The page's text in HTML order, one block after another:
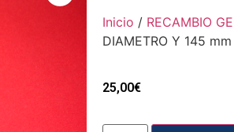
Inicio / RECAMBIO
DIAMETRO Y 145
25,00€